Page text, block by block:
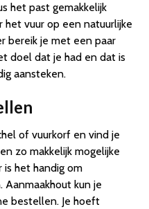
het past gemakkelijk
vuur op een natuurlijke
bereik je met een paar
doel dat je had en dat is
aansteken.
of vuurkorf en vind je
zo makkelijk mogelijke
is het handig om
Aanmaakhout kun je
bestellen. Je hoeft